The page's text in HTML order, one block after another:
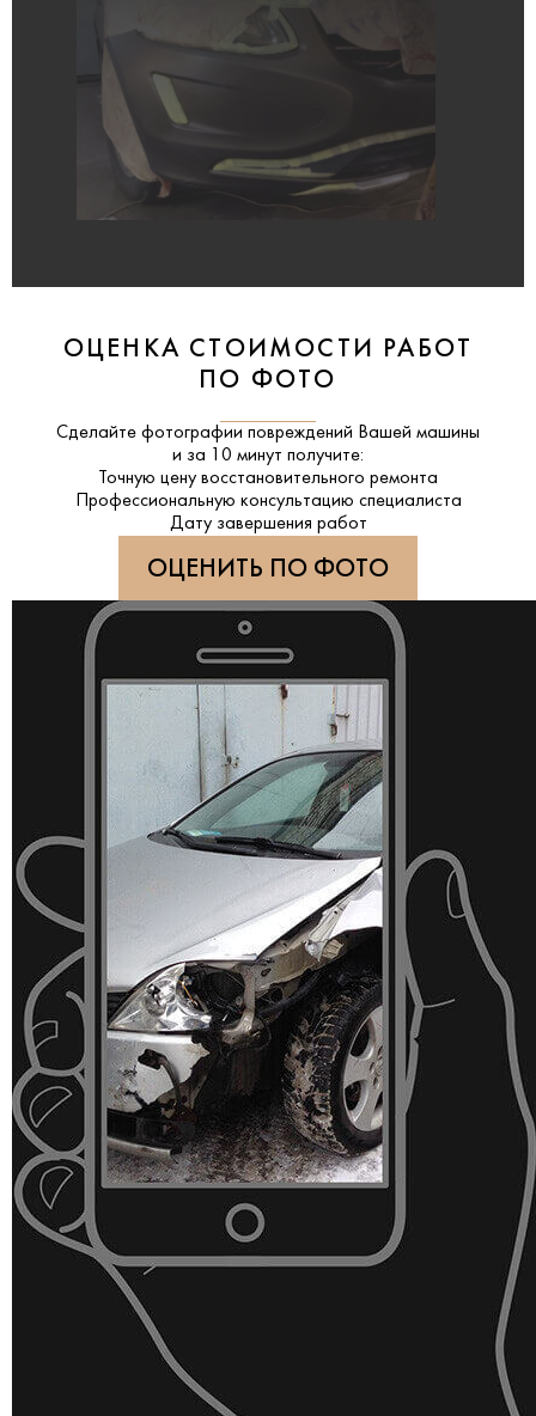
ОЦЕНКА СТОИМОСТИ РАБОТ
ПО ФОТО
Сделайте фотографии повреждений Вашей машины
и за
10 минут получите:
Точную цену восстановительного ремонта
Профессиональную консультацию специалиста
Дату завершения работ
ОЦЕНИТЬ ПО ФОТО